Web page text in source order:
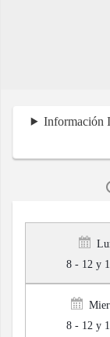
Información
8 - 12 y
8 - 12 y